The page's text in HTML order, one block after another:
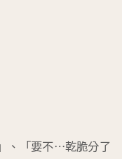
、「要不⋯乾脆分了